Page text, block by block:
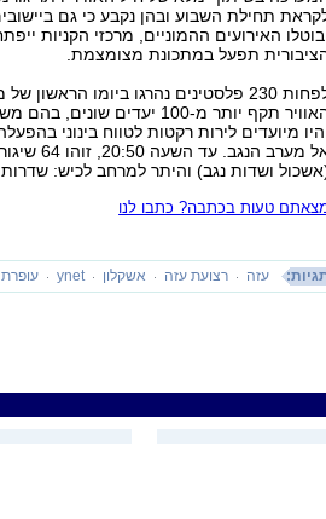
תחילת השבוע ובהן נקבע כי גם
האירועים ההמוניים, מרכזי הקניות
תפעל במתכונת מצומצמת.
לפחות 230 פלסטינים נהרגו ביומו
האוויר תקף יותר מ-100
מיועדים לירות רקטות לטווח בינוני
ושדות נגב) והיתר למרחב לכיש: שדרות
טעות בכתבה? כתבו לנו
עזה רצועת עזה אשקלון ynet עופרת